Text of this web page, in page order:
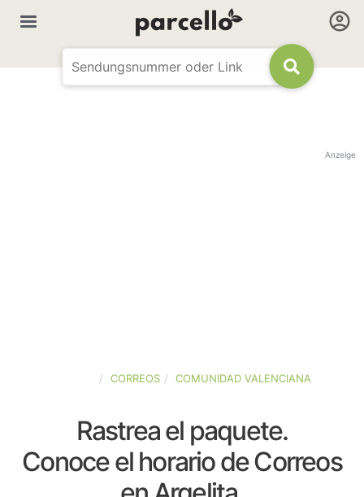
Anzeige
CORREOS COMUNIDAD VALENCIANA
Rastrea el paquete.
Conoce el horario de Correos